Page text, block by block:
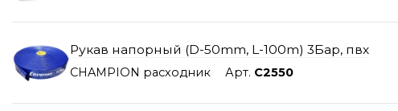
Рукав напорный (D-50mm, L-100m) 3Бар, пвх
CHAMPION расходник Арт. C2550